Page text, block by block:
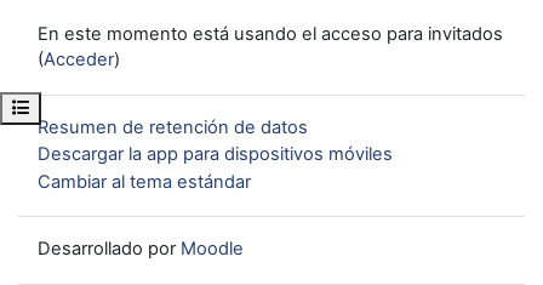
Abrir índice del curso
En este momento está usando el acceso para invitados
(Acceder)
Resumen de retención de datos
Descargar la app para dispositivos móviles
Cambiar al tema estándar
Desarrollado por Moodle